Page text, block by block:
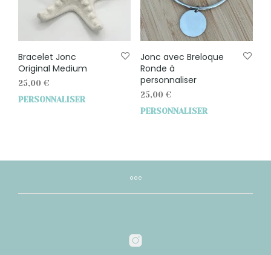
Bracelet Jonc
Original Medium
25,00 €
PERSONNALISER
Jonc avec Breloque
Ronde à
personnaliser
25,00 €
PERSONNALISER